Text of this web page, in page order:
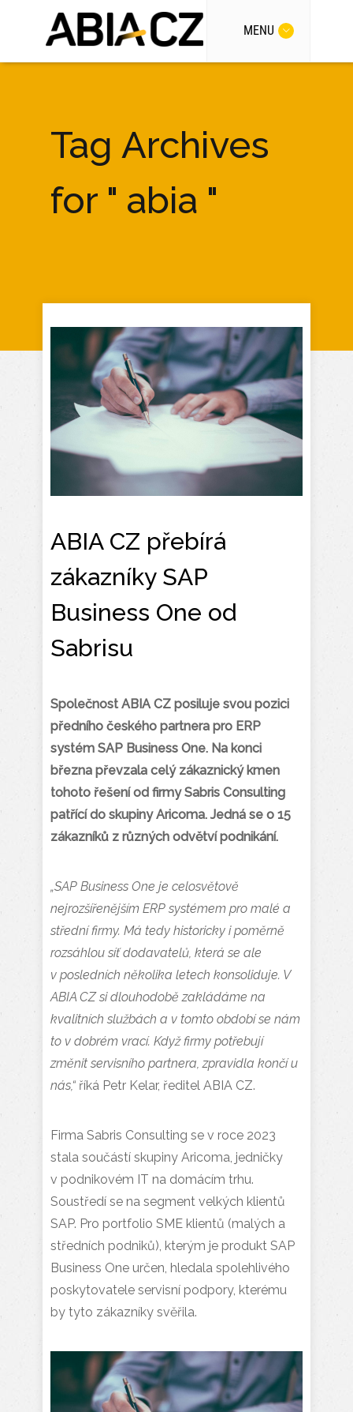
MENU
Tag Archives
for " abia "
ABIA CZ přebírá
zákazníky SAP
Business One od
Sabrisu
Společnost ABIA CZ posiluje svou pozici
předního českého partnera pro ERP
systém SAP Business One. Na konci
března převzala celý zákaznický kmen
tohoto řešení od firmy Sabris Consulting
patřící do skupiny Aricoma. Jedná se o 15
zákazníků z různých odvětví podnikání.
„SAP Business One je celosvětově
nejrozšířenějším ERP systémem pro malé a
střední firmy. Má tedy historicky i poměrně
rozsáhlou síť dodavatelů, která se ale
v posledních několika letech konsoliduje. V
ABIA CZ si dlouhodobě zakládáme na
kvalitních službách a v tomto období se nám
to v dobrém vrací. Když firmy potřebují
změnit servisního partnera, zpravidla končí u
nás,“ říká Petr Kelar, ředitel ABIA CZ.
Firma Sabris Consulting se v roce 2023
stala součástí skupiny Aricoma, jedničky
v podnikovém IT na domácím trhu.
Soustředí se na segment velkých klientů
SAP. Pro portfolio SME klientů (malých a
středních podniků), kterým je produkt SAP
Business One určen, hledala spolehlivého
poskytovatele servisní podpory, kterému
by tyto zákazníky svěřila.